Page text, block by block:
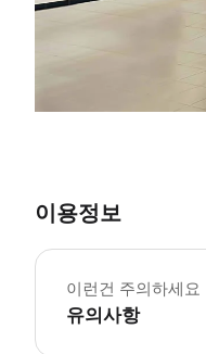
이용정보
이런건 주의하세요
유의사항